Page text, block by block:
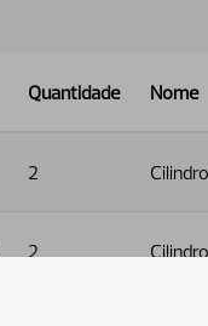
Quantidade Nome
2
2